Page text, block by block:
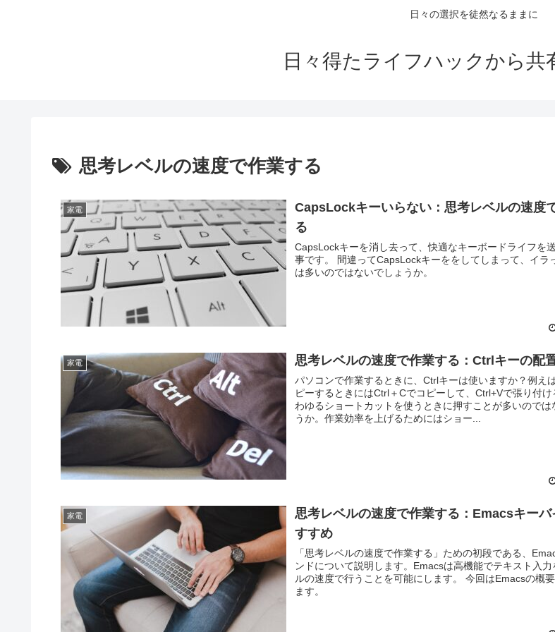
日々の選択を徒然なるままに
日々得たライフハックから共
思考レベルの速度で作業する
家電
CapsLockキーいらない：思考レベルの速度
る
CapsLockキーを消し去って、快適なキーボードライフを
事です。 間違ってCapsLockキーををしてしまって、イラ
は多いのではないでしょうか。
家電 思考レベルの速度で作業する：Ctrlキーの配
パソコンで作業するときに、Ctrlキーは使いますか？例え
ピーするときにはCtrl＋Cでコピーして、Ctrl+Vで張り付
わゆるショートカットを使うときに押すことが多いのでは
うか。作業効率を上げるためにはショー...
家電
思考レベルの速度で作業する：Emacsキーバ
すすめ
「思考レベルの速度で作業する」ための初段である、
ンドについて説明します。Emacsは高機能でテキスト入
ルの速度で行うことを可能にします。 今回はEmacsの概
ます。